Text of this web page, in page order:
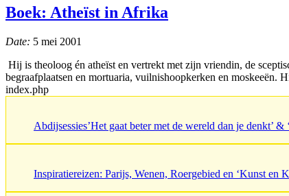
Boek: Atheïst in Afrika
Date: 5 mei 2001
Hij is theoloog én atheïst en vertrekt met zijn vriendin, de
begraafplaatsen en mortuaria, vuilnishoopkerken en
index.php
Abdijsessies’Het gaat beter met de wereld dan je denkt’
Inspiratiereizen: Parijs, Wenen, Roergebied en ‘Kunst en